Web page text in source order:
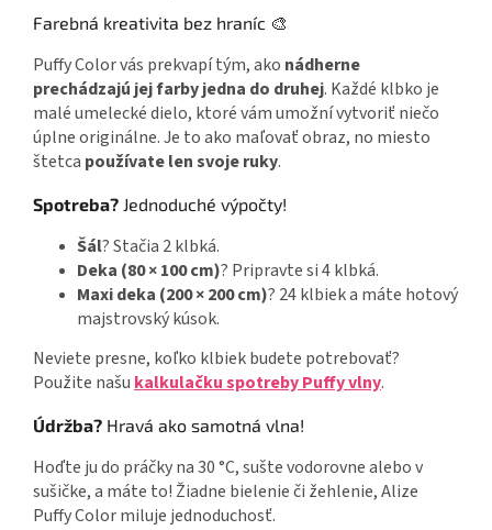
Farebná kreativita bez hraníc 🎨
Puffy Color vás prekvapí tým, ako nádherne
prechádzajú jej farby jedna do druhej. Každé klbko je
malé umelecké dielo, ktoré vám umožní vytvoriť niečo
úplne originálne. Je to ako maľovať obraz, no miesto
štetca používate len svoje ruky.
Spotreba? Jednoduché výpočty!
Šál? Stačia 2 klbká.
Deka (80 × 100 cm)? Pripravte si 4 klbká.
Maxi deka (200 × 200 cm)? 24 klbiek a máte hotový
majstrovský kúsok.
Neviete presne, koľko klbiek budete potrebovať?
Použite našu kalkulačku spotreby Puffy vlny.
Údržba? Hravá ako samotná vlna!
Hoďte ju do práčky na 30 °C, sušte vodorovne alebo v
sušičke, a máte to! Žiadne bielenie či žehlenie, Alize
Puffy Color miluje jednoduchosť.